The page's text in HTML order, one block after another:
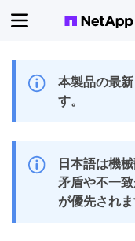
本製品の最
す。
日本語は機
矛盾や不一
が優先されま